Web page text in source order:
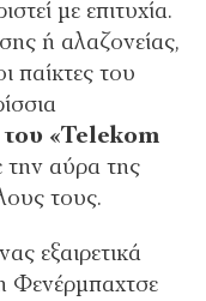
με επιτυχία.
ή αλαζονείας,
παίκτες του
«Telekom
την αύρα της
τους.
εξαιρετικά
Φενέρμπαχτσε